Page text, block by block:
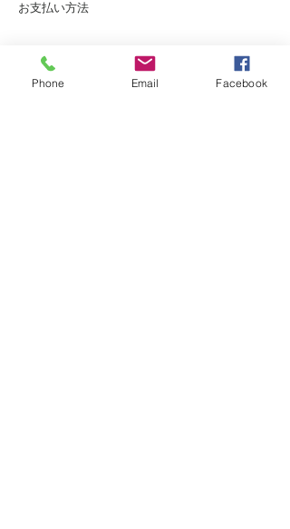
お支払い方法
- クレジットカード / デビットカード決済
- PAYPAL
Phone Email Facebook